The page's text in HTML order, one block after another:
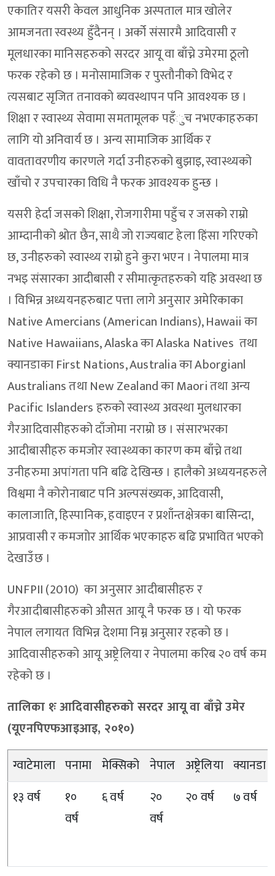
एकातिर यसरी केवल आधुनिक अस्पताल मात्र खोलेर
आमजनता स्वस्थ्य हुँदैनन् । अर्को संसारमै आदिवासी र
मूलधारका मानिसहरुको सरदर आयू वा बाँच्ने उमेरमा ठूलो
फरक रहेको छ । मनोसामाजिक र पुस्तौनीको विभेद र
त्यसबाट सृजित तनावको ब्यवस्थापन पनि आवश्यक छ ।
शिक्षा र स्वास्थ्य सेवामा समतामूलक पहँुच नभएकाहरुका
लागि यो अनिवार्य छ । अन्य सामाजिक आर्थिक र
वावतावरणीय कारणले गर्दा उनीहरुको बुझाइ, स्वास्थ्यको
खाँचो र उपचारका विधि नै फरक आवश्यक हुन्छ ।
यसरी हेर्दा जसको शिक्षा, रोजगारीमा पहुँच र जसको राम्रो
आम्दानीको श्रोत छैन, साथै जो राज्यबाट हेला हिंसा गरिएको
छ, उनीहरुको स्वास्थ्य राम्रो हुने कुरा भएन । नेपालमा मात्र
नभइ संसारका आदीबासी र सीमात्कृतहरुको यहि अवस्था छ
। विभिन्न अध्ययनहरुबाट पत्ता लागे अनुसार अमेरिकाका
Native Amercians (American Indians), Hawaii का
Native Hawaiians, Alaska का Alaska Natives तथा
क्यानडाका First Nations, Australia का Aborgianl
Australians तथा New Zealand का Maori तथा अन्य
Pacific Islanders हरुको स्वास्थ्य अवस्था मुलधारका
गैरआदिवासीहरुको दाँजोमा नराम्रो छ । संसारभरका
आदीबासीहरु कमजोर स्वास्थ्यका कारण कम बाँच्ने तथा
उनीहरुमा अपांगता पनि बढि देखिन्छ । हालैको अध्ययनहरुले
विश्वमा नै कोरोनाबाट पनि अल्पसंख्यक, आदिवासी,
कालाजाति, हिस्पानिक, हवाइएन र प्रशाँन्तक्षेत्रका बासिन्दा,
आप्रवासी र कमजाोर आर्थिक भएकाहरु बढि प्रभावित भएको
देखाउँछ ।
UNFPII (2010) का अनुसार आदीबासीहरु र
गैरआदीबासीहरुको औसत आयू नै फरक छ । यो फरक
नेपाल लगायत विभिन्न देशमा निम्न अनुसार रहको छ ।
आदिवासीहरुको आयू अष्ट्रेलिया र नेपालमा करिब २० वर्ष कम
रहेको छ ।
तालिका १ः आदिवासीहरुको सरदर आयू वा बाँच्ने उमेर
(यूएनपिएफआइआइ, २०१०)
ग्वाटेमाला पनामा मेक्सिको नेपाल अष्ट्रेलिया क्यानडा
१३ वर्ष
१०
वर्ष
६ वर्ष
२०
वर्ष
२० वर्ष ७ वर्ष